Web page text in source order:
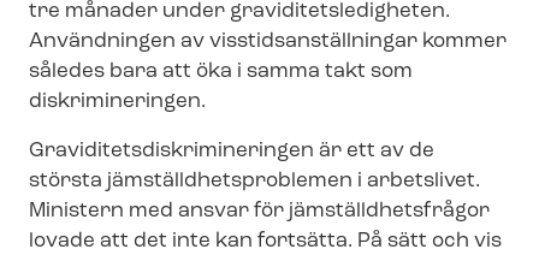
tre månader under gra­vi­di­tets­le­dig­he­ten.
Användningen av viss­tids­an­ställ­ning­ar kommer
således bara att öka i samma takt som
diskrimineringen.
Gra­vi­di­tets­dis­kri­mi­ne­ring­en är ett av de
största jäm­ställd­hets­pro­ble­men i arbetslivet.
Ministern med ansvar för jäm­ställd­hets­frå­gor
lovade att det inte kan fortsätta. På sätt och vis